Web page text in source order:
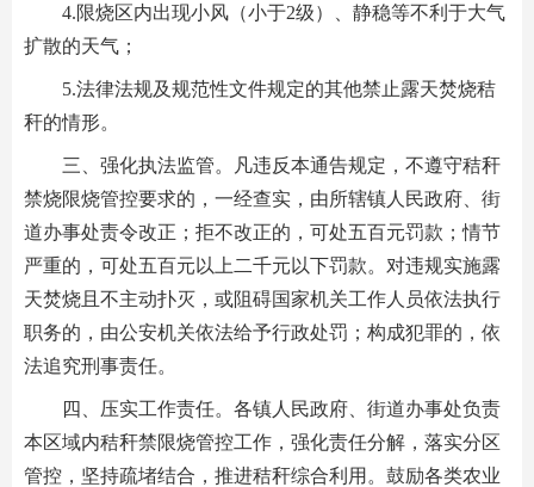
4.限烧区内出现小风（小于2级）、静稳等不利于大气
扩散的天气；
5.法律法规及规范性文件规定的其他禁止露天焚烧秸
秆的情形。
三、强化执法监管。凡违反本通告规定，不遵守秸秆
禁烧限烧管控要求的，一经查实，由所辖镇人民政府、街
道办事处责令改正；拒不改正的，可处五百元罚款；情节
严重的，可处五百元以上二千元以下罚款。对违规实施露
天焚烧且不主动扑灭，或阻碍国家机关工作人员依法执行
职务的，由公安机关依法给予行政处罚；构成犯罪的，依
法追究刑事责任。
四、压实工作责任。各镇人民政府、街道办事处负责
本区域内秸秆禁限烧管控工作，强化责任分解，落实分区
管控，坚持疏堵结合，推进秸秆综合利用。鼓励各类农业